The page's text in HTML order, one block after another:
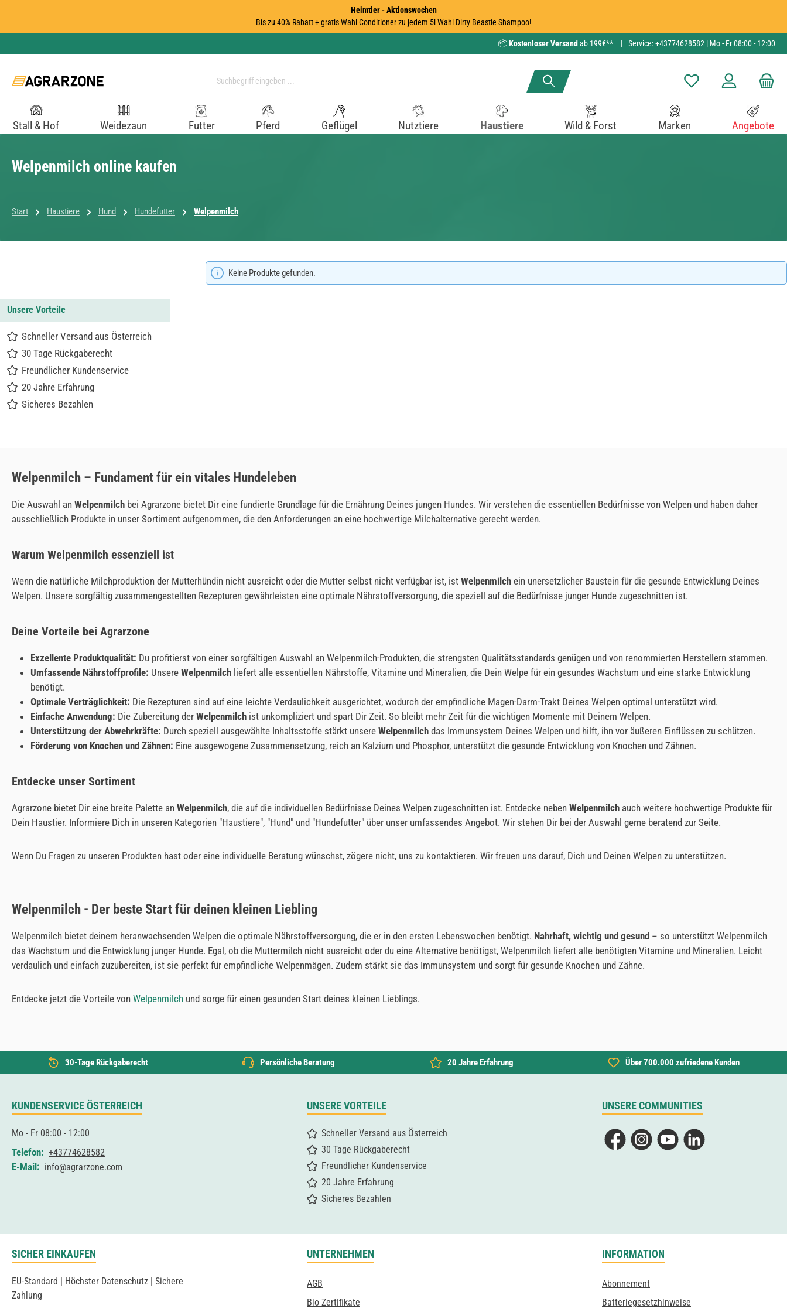
Heimtier - Aktionswochen
Bis zu 40% Rabatt + gratis Wahl Conditioner zu jedem 5l Wahl Dirty Beastie Shampoo!
📦Kostenloser Versand ab 199€** | Service:+43774628582 | Mo - Fr 08:00 - 12:00
Du hast 0 Produkte auf
Stall & Hof Weidezaun Futter Pferd Geflügel Nutztiere Haustiere Wild & Forst Marken Angebote
Welpenmilch online kaufen
Start Haustiere Hund Hundefutter Welpenmilch
Unsere Vorteile
Schneller Versand aus Österreich
30 Tage Rückgaberecht
Freundlicher Kundenservice
20 Jahre Erfahrung
Sicheres Bezahlen
Keine Produkte gefunden.
Welpenmilch – Fundament für ein vitales Hundeleben
Die Auswahl an Welpenmilch bei Agrarzone bietet Dir eine fundierte Grundlage für die Ernährung Deines jungen Hundes. Wir verstehen die essentiellen Bedürfnisse von Welpen und haben daher
ausschließlich Produkte in unser Sortiment aufgenommen, die den Anforderungen an eine hochwertige Milchalternative gerecht werden.
Warum Welpenmilch essenziell ist
Wenn die natürliche Milchproduktion der Mutterhündin nicht ausreicht oder die Mutter selbst nicht verfügbar ist, ist Welpenmilch ein unersetzlicher Baustein für die gesunde Entwicklung Deines
Welpen. Unsere sorgfältig zusammengestellten Rezepturen gewährleisten eine optimale Nährstoffversorgung, die speziell auf die Bedürfnisse junger Hunde zugeschnitten ist.
Deine Vorteile bei Agrarzone
Exzellente Produktqualität: Du profitierst von einer sorgfältigen Auswahl an Welpenmilch-Produkten, die strengsten Qualitätsstandards genügen und von renommierten Herstellern stammen.
Umfassende Nährstoffprofile: Unsere Welpenmilch liefert alle essentiellen Nährstoffe, Vitamine und Mineralien, die Dein Welpe für ein gesundes Wachstum und eine starke Entwicklung
benötigt.
Optimale Verträglichkeit: Die Rezepturen sind auf eine leichte Verdaulichkeit ausgerichtet, wodurch der empfindliche Magen-Darm-Trakt Deines Welpen optimal unterstützt wird.
Einfache Anwendung: Die Zubereitung der Welpenmilch ist unkompliziert und spart Dir Zeit. So bleibt mehr Zeit für die wichtigen Momente mit Deinem Welpen.
Unterstützung der Abwehrkräfte: Durch speziell ausgewählte Inhaltsstoffe stärkt unsere Welpenmilch das Immunsystem Deines Welpen und hilft, ihn vor äußeren Einflüssen zu schützen.
Förderung von Knochen und Zähnen: Eine ausgewogene Zusammensetzung, reich an Kalzium und Phosphor, unterstützt die gesunde Entwicklung von Knochen und Zähnen.
Entdecke unser Sortiment
Agrarzone bietet Dir eine breite Palette an Welpenmilch, die auf die individuellen Bedürfnisse Deines Welpen zugeschnitten ist. Entdecke neben Welpenmilch auch weitere hochwertige Produkte für
Dein Haustier. Informiere Dich in unseren Kategorien "Haustiere", "Hund" und "Hundefutter" über unser umfassendes Angebot. Wir stehen Dir bei der Auswahl gerne beratend zur Seite.
Wenn Du Fragen zu unseren Produkten hast oder eine individuelle Beratung wünschst, zögere nicht, uns zu kontaktieren. Wir freuen uns darauf, Dich und Deinen Welpen zu unterstützen.
Welpenmilch - Der beste Start für deinen kleinen Liebling
Welpenmilch bietet deinem heranwachsenden Welpen die optimale Nährstoffversorgung, die er in den ersten Lebenswochen benötigt. Nahrhaft, wichtig und gesund – so unterstützt Welpenmilch
das Wachstum und die Entwicklung junger Hunde. Egal, ob die Muttermilch nicht ausreicht oder du eine Alternative benötigst, Welpenmilch liefert alle benötigten Vitamine und Mineralien. Leicht
verdaulich und einfach zuzubereiten, ist sie perfekt für empfindliche Welpenmägen. Zudem stärkt sie das Immunsystem und sorgt für gesunde Knochen und Zähne.
Entdecke jetzt die Vorteile von Welpenmilch und sorge für einen gesunden Start deines kleinen Lieblings.
30-Tage Rückgaberecht Persönliche Beratung 20 Jahre Erfahrung Über 700.000 zufriedene Kunden
KUNDENSERVICE ÖSTERREICH
Mo - Fr 08:00 - 12:00
Telefon: +43774628582
E-Mail: info@agrarzone.com
UNSERE VORTEILE
Schneller Versand aus Österreich
30 Tage Rückgaberecht
Freundlicher Kundenservice
20 Jahre Erfahrung
Sicheres Bezahlen
UNSERE COMMUNITIES
FacebookInstagramYouTubeLinkedIn
SICHER EINKAUFEN
EU-Standard | Höchster Datenschutz | Sichere
Zahlung
UNTERNEHMEN
AGB
Bio Zertifikate
INFORMATION
Abonnement
Batteriegesetzhinweise